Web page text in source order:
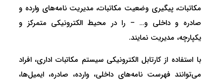
مکاتبات، پیگیری وضعیت مکاتبات، مدیریت نامه‌های وارده و
صادره و داخلی و… – را در محیط الکترونیکی متمرکز و
یکپارچه، مدیریت نمایند.
با استفاده از کارتابل الکترونیکی سیستم مکاتبات اداری، افراد
می‌توانند فهرست نامه‌های داخلی، وارده، صادره، ایمیل‌ها،